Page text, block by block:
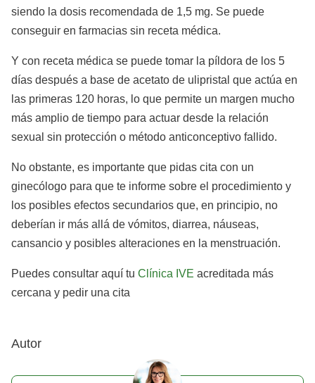
siendo la dosis recomendada de 1,5 mg. Se puede
conseguir en farmacias sin receta médica.
Y con receta médica se puede tomar la píldora de los 5
días después a base de acetato de ulipristal que actúa en
las primeras 120 horas, lo que permite un margen mucho
más amplio de tiempo para actuar desde la relación
sexual sin protección o método anticonceptivo fallido.
No obstante, es importante que pidas cita con un
ginecólogo para que te informe sobre el procedimiento y
los posibles efectos secundarios que, en principio, no
deberían ir más allá de vómitos, diarrea, náuseas,
cansancio y posibles alteraciones en la menstruación.
Puedes consultar aquí tu Clínica IVE acreditada más
cercana y pedir una cita
Autor